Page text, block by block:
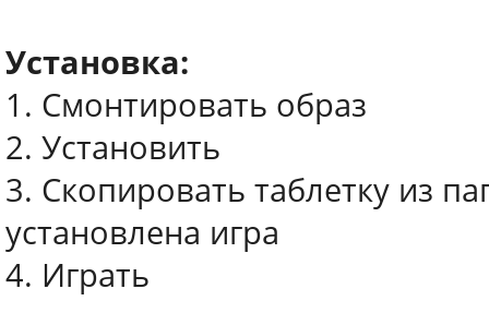
Установка:
1. Смонтировать образ
2. Установить
3. Скопировать таблетку из
установлена игра
4. Играть